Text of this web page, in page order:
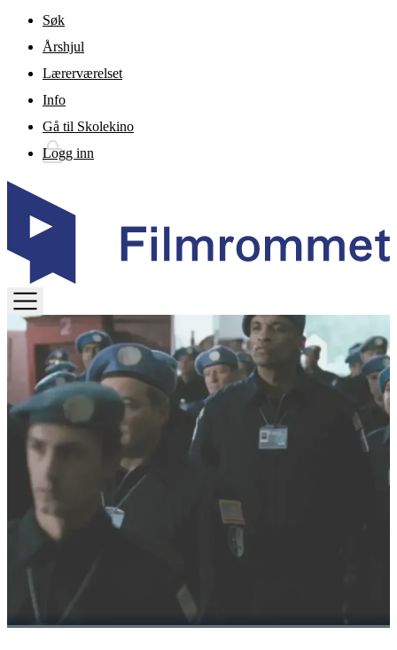
Gå til hovedinnhold
Søk
Årshjul
Lærerværelset
Info
Gå til Skolekino
Logg inn
TOGGLE
MENU